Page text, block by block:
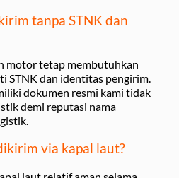
tanpa STNK dan
motor tetap membutuhkan
STNK dan identitas pengirim.
dokumen resmi kami tidak
demi reputasi nama
via kapal laut?